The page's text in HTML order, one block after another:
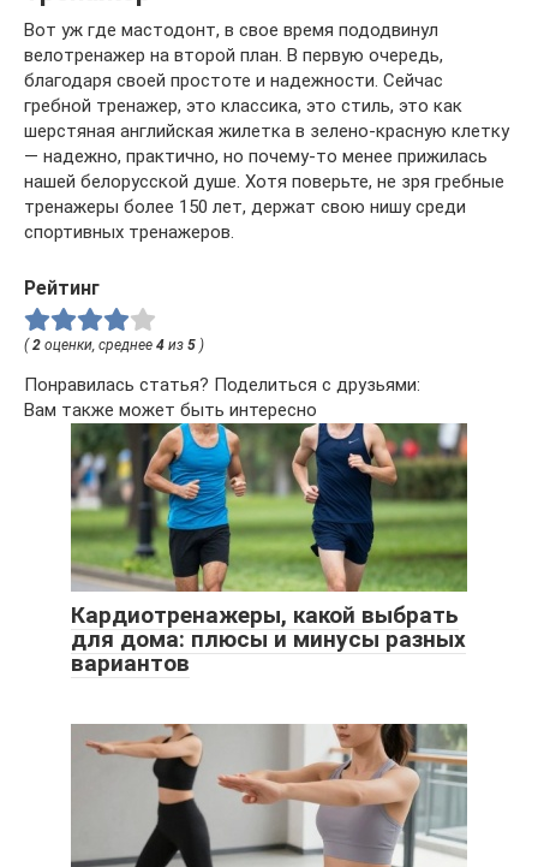
Вот уж где мастодонт, в свое время пододвинул
велотренажер на второй план. В первую очередь,
благодаря своей простоте и надежности. Сейчас
гребной тренажер, это классика, это стиль, это как
шерстяная английская жилетка в зелено-красную клетку
— надежно, практично, но почему-то менее прижилась
нашей белорусской душе. Хотя поверьте, не зря гребные
тренажеры более 150 лет, держат свою нишу среди
спортивных тренажеров.
Рейтинг
(2 оценки, среднее 4 из 5 )
Понравилась статья? Поделиться с друзьями:
Вам также может быть интересно
Кардиотренажеры, какой выбрать
для дома: плюсы и минусы разных
вариантов